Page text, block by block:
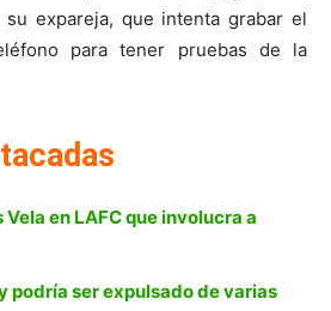
su expareja, que intenta grabar el
para tener pruebas de la
Vela en LAFC que involucra a
podría ser expulsado de varias